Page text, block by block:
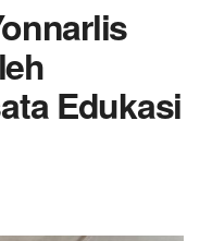
Edukasi